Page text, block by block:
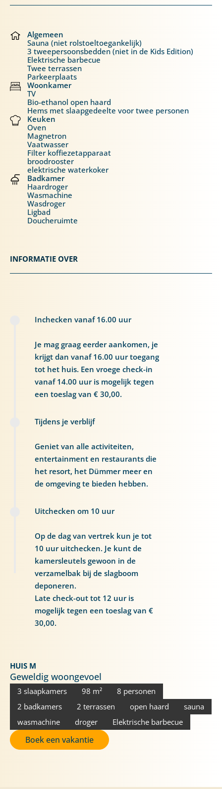
Algemeen
Sauna (niet rolstoeltoegankelijk)
3 tweepersoonsbedden (niet in de Kids Edition)
Elektrische barbecue
Twee terrassen
Parkeerplaats
Woonkamer
TV
Bio-ethanol open haard
Hems met slaapgedeelte voor twee personen
Keuken
Oven
Magnetron
Vaatwasser
Filter koffiezetapparaat
broodrooster
elektrische waterkoker
Badkamer
Haardroger
Wasmachine
Wasdroger
Ligbad
Doucheruimte
INFORMATIE OVER
Inchecken vanaf 16.00 uur
Je mag graag eerder aankomen, je
krijgt dan vanaf 16.00 uur toegang
tot het huis. Een vroege check-in
vanaf 14.00 uur is mogelijk tegen
een toeslag van € 30,00.
Tijdens je verblijf
Geniet van alle activiteiten,
entertainment en restaurants die
het resort, het Dümmer meer en
de omgeving te bieden hebben.
Uitchecken om 10 uur
Op de dag van vertrek kun je tot
10 uur uitchecken. Je kunt de
kamersleutels gewoon in de
verzamelbak bij de slagboom
deponeren.
Late check-out tot 12 uur is
mogelijk tegen een toeslag van €
30,00.
HUIS M
Geweldig woongevoel
3 slaapkamers 98 m²
8 personen
2 badkamers
2 terrassen open haard
sauna
wasmachine
droger Elektrische barbecue
Boek een vakantie